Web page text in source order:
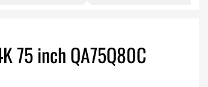
75 inch QA75Q80C